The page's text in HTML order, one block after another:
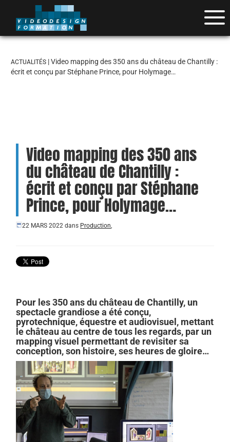
ACTUALITÉS | Video mapping des 350 ans du château de Chantilly :
écrit et conçu par Stéphane Prince, pour Holymage…
Video mapping des 350 ans
du château de Chantilly :
écrit et conçu par Stéphane
Prince, pour Holymage…
22 MARS 2022 dans Production,
Pour les 350 ans du château de Chantilly, un
spectacle grandiose a été conçu,
pyrotechnique, équestre et audiovisuel, mettant
le château au centre de tous les regards, par un
mapping visuel permettant de revisiter sa
conception, son histoire, ses heures de gloire…